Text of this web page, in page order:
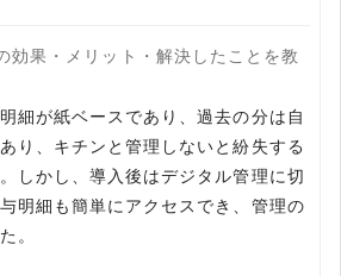
効果・メリット・解決したことを教
細が紙ベースであり、過去の分は自
り、キチンと管理しないと紛失する
しかし、導入後はデジタル管理に切
明細も簡単にアクセスでき、管理の
。